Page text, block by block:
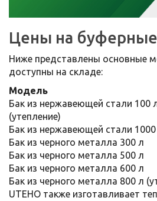
Цены на
Ниже представлены основные
доступны на складе:
Модель
Бак из нержавеющей стали 100
(утепление)
Бак из нержавеющей стали
Бак из черного металла 300 л
Бак из черного металла 500 л
Бак из черного металла 600 л
Бак из черного металла 800 л
UTEHO также изготавливает